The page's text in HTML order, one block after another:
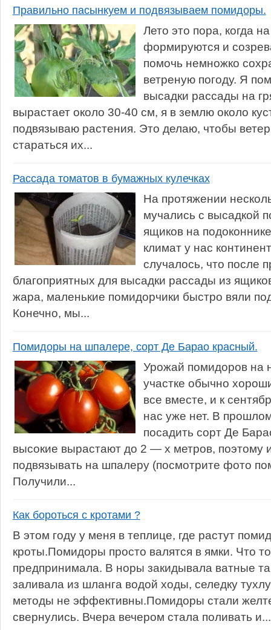
Правильно пасынкуем и подвязываем помидоры.
Лето это пора, когда
формируются и
помочь немножко
ветреную погоду. Я
высадки рассады на
вырастает около 30-40 см, я в землю около
подвязываю растения. Это делаю, чтобы
стараться их...
Рассада томатов в бумажных кулечках
На протяжении
мучались с высадкой
ящиков на
климат у нас
случалось, что после
благоприятных для высадки рассады из
жара, маленькие помидорчики быстро вяли
Конечно, мы...
Помидоры на шпалере, сорт Де Барао красный.
Урожай помидоров на
участке обычно
все вместе, и к
нас уже нет. В
посадить сорт Де
высокие вырастают до 2 — х метров, поэтому
подвязывать на шпалеру (посмотрите фото
Получили...
Как бороться с кротами ?
В этом году у меня в теплице, где растут
кроты.Помидоры просто валятся в ямки. Что
предпринимала. В норы закидывала ватные
заливала из шланга водой ходы, селедку
методы не эффективны.Помидоры стали
свернулись. Вчера вечером стала поливать и...